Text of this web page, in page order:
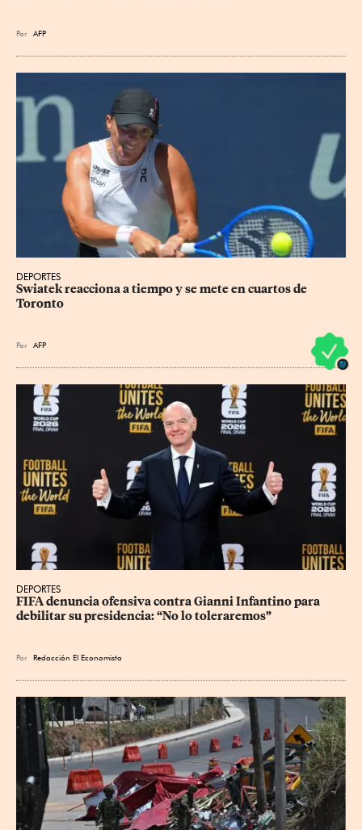
Por AFP
DEPORTES
Swiatek reacciona a tiempo y se mete en cuartos de
Toronto
Por AFP
DEPORTES
FIFA denuncia ofensiva contra Gianni Infantino para
debilitar su presidencia: “No lo toleraremos”
Por Redacción El Economista